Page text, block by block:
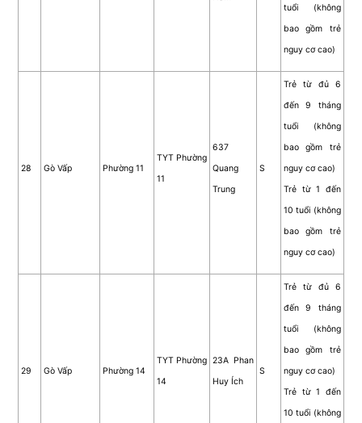
tuổi (không
bao gồm trẻ
nguy cơ cao)
28 Gò Vấp Phường 11
TYT Phường
11
637
Quang
Trung
S
Trẻ từ đủ 6
đến 9 tháng
tuổi (không
bao gồm trẻ
nguy cơ cao)
Trẻ từ 1 đến
10 tuổi (không
bao gồm trẻ
nguy cơ cao)
29 Gò Vấp Phường 14
TYT Phường
14
23A Phan
Huy Ích
S
Trẻ từ đủ 6
đến 9 tháng
tuổi (không
bao gồm trẻ
nguy cơ cao)
Trẻ từ 1 đến
10 tuổi (không